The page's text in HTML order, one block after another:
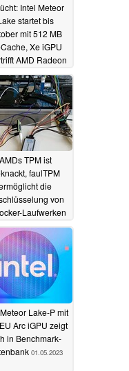
Intel Meteor
startet bis
mit 512 MB
Xe iGPU
AMD Radeon
08.05.2023
AMDs TPM ist
faulTPM
die
von
Laufwerken
04.05.2023
Lake-P mit
Arc iGPU zeigt
in Benchmark-
01.05.2023